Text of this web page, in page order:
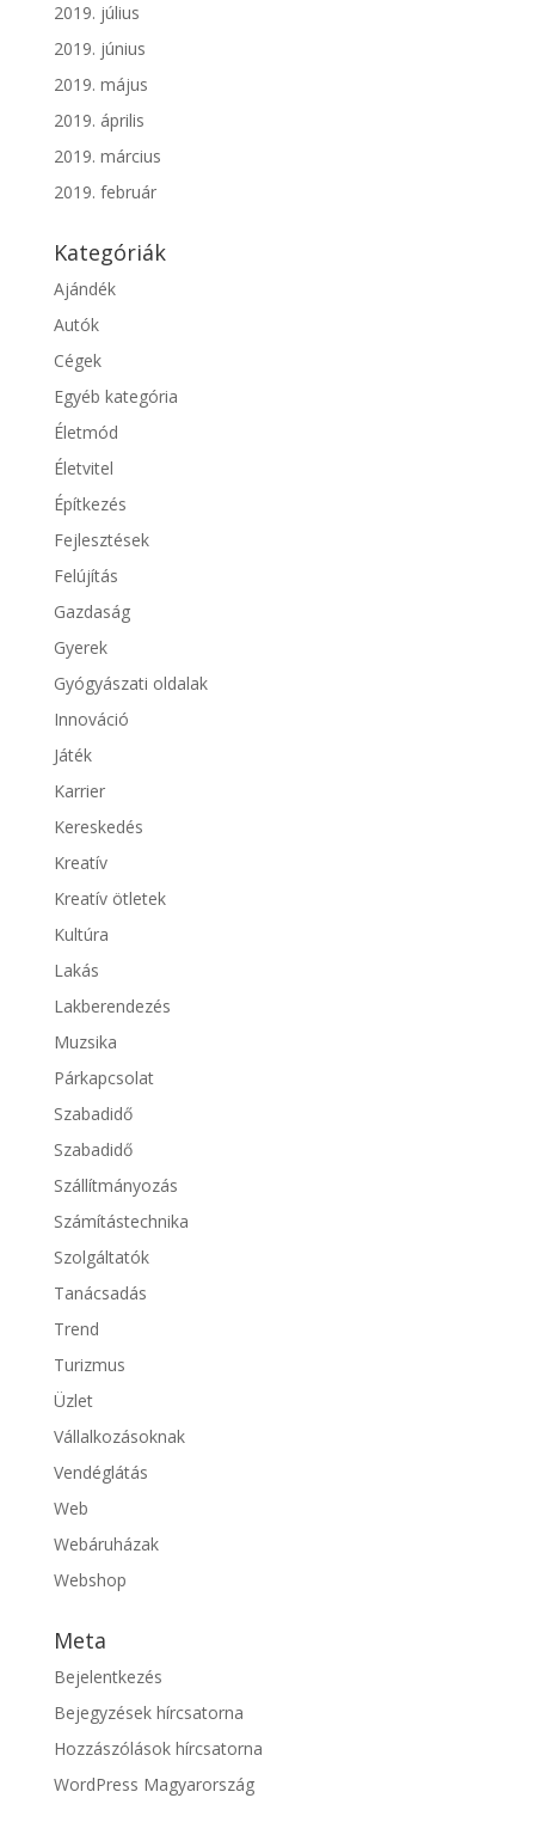
2019. július
2019. június
2019. május
2019. április
2019. március
2019. február
Kategóriák
Ajándék
Autók
Cégek
Egyéb kategória
Életmód
Életvitel
Építkezés
Fejlesztések
Felújítás
Gazdaság
Gyerek
Gyógyászati oldalak
Innováció
Játék
Karrier
Kereskedés
Kreatív
Kreatív ötletek
Kultúra
Lakás
Lakberendezés
Muzsika
Párkapcsolat
Szabadidő
Szabadidő
Szállítmányozás
Számítástechnika
Szolgáltatók
Tanácsadás
Trend
Turizmus
Üzlet
Vállalkozásoknak
Vendéglátás
Web
Webáruházak
Webshop
Meta
Bejelentkezés
Bejegyzések hírcsatorna
Hozzászólások hírcsatorna
WordPress Magyarország